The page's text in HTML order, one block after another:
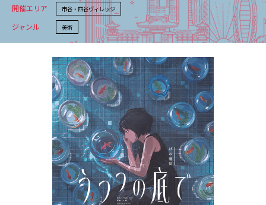
開催エリア 市谷・四谷ヴィレッジ
ジャンル 美術